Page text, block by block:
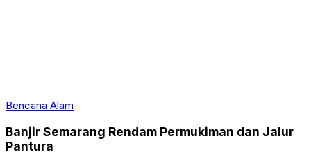
Bencana Alam
Banjir Semarang Rendam Permukiman dan Jalur
Pantura